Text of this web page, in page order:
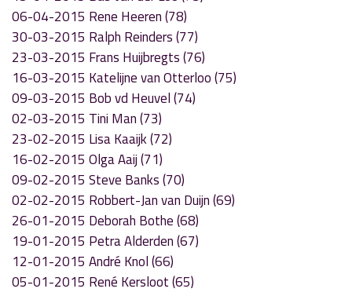
06-04-2015 Rene Heeren (78)
30-03-2015 Ralph Reinders (77)
23-03-2015 Frans Huijbregts (76)
16-03-2015 Katelijne van Otterloo (75)
09-03-2015 Bob vd Heuvel (74)
02-03-2015 Tini Man (73)
23-02-2015 Lisa Kaaijk (72)
16-02-2015 Olga Aaij (71)
09-02-2015 Steve Banks (70)
02-02-2015 Robbert-Jan van Duijn (69)
26-01-2015 Deborah Bothe (68)
19-01-2015 Petra Alderden (67)
12-01-2015 André Knol (66)
05-01-2015 René Kersloot (65)